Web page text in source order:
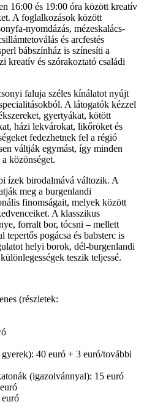
16:00 és 19:00 óra között kreatív
A foglalkozások között
nyomdázás, mézeskalács-
és arcfestés
bábszínház is színesíti a
kreatív és szórakoztató családi
faluja széles kínálatot nyújt
A látogatók kézzel
gyertyákat, kötött
házi lekvárokat, likőröket és
fedezhetnek fel a régió
váltják egymást, így minden
közönséget.
ízek birodalmává változik. A
meg a burgenlandi
finomságait, melyek között
A klasszikus
forralt bor, tócsni – mellett
pogácsa és babsterc is
helyi borok, dél-burgenlandi
teszik teljessé.
(részletek:
40 euró + 3 euró/további
(igazolvánnyal): 15 euró